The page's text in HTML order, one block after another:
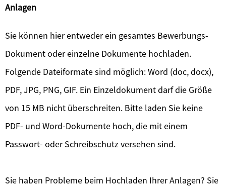
Anlagen
Sie können hier entweder ein gesamtes Bewerbungs-
Dokument oder einzelne Dokumente hochladen.
Folgende Dateiformate sind möglich: Word (doc, docx),
PDF, JPG, PNG, GIF. Ein Einzeldokument darf die Größe
von 15 MB nicht überschreiten. Bitte laden Sie keine
PDF- und Word-Dokumente hoch, die mit einem
Passwort- oder Schreibschutz versehen sind.
Sie haben Probleme beim Hochladen Ihrer Anlagen? Sie